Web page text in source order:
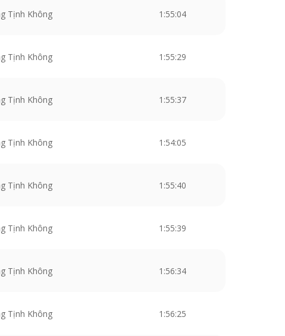
Tịnh Không 1:55:04
Tịnh Không 1:55:29
Tịnh Không 1:55:37
Tịnh Không 1:54:05
Tịnh Không 1:55:40
Tịnh Không 1:55:39
Tịnh Không 1:56:34
Tịnh Không 1:56:25